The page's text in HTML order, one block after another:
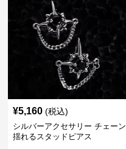
¥5,160 (税込)
シルバーアクセサリー チェーン
揺れるスタッドピアス